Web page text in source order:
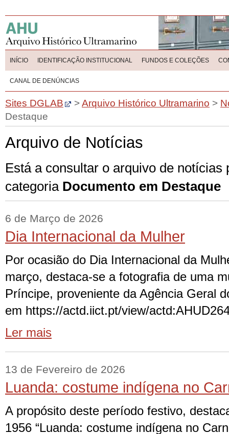
INÍCIO IDENTIFICAÇÃO INSTITUCIONAL FUNDOS E COLEÇÕES
CANAL DE DENÚNCIAS
Sites DGLAB >Arquivo Histórico Ultramarino >
Destaque
Arquivo de Notícias
Está a consultar o arquivo de notícias
categoria Documento em Destaque
6 de Março de 2026
Dia Internacional da Mulher
Por ocasião do Dia Internacional da
março, destaca-se a fotografia de uma
Príncipe, proveniente da Agência Geral
em https://actd.iict.pt/view/
Ler mais
13 de Fevereiro de 2026
Luanda: costume indígena no
A propósito deste período festivo,
1956 “Luanda: costume indígena no